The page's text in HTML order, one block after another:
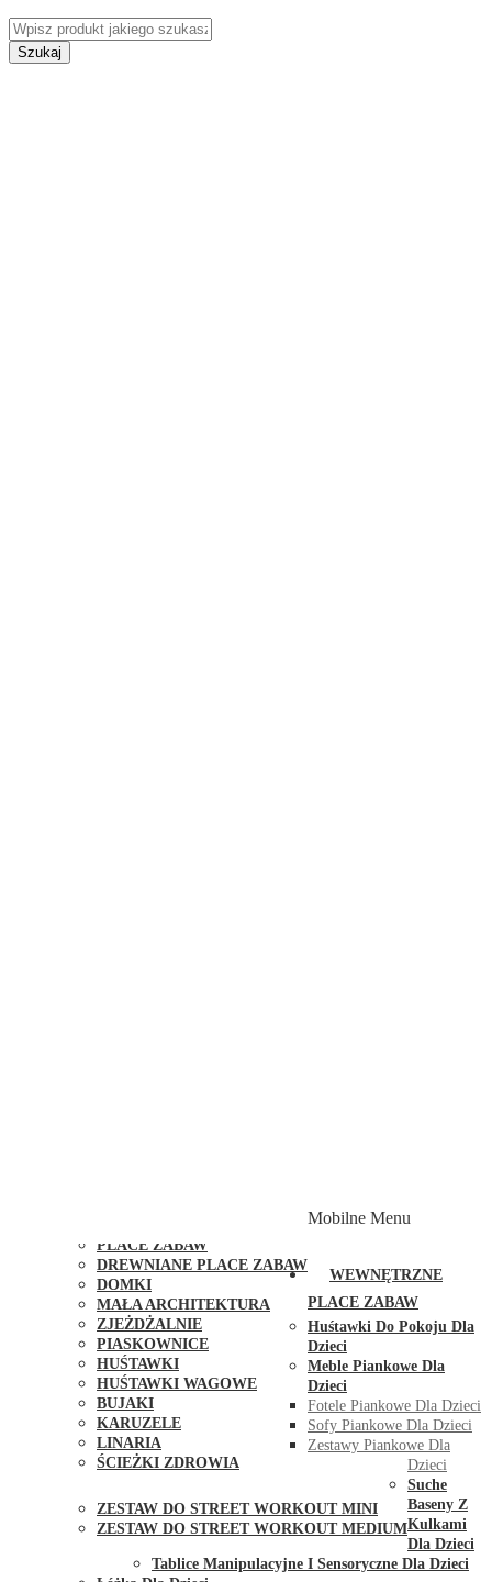
Szukaj
PLACE ZABAW
DREWNIANE PLACE ZABAW
DOMKI
MAŁA ARCHITEKTURA
ZJEŻDŻALNIE
PIASKOWNICE
HUŚTAWKI
HUŚTAWKI WAGOWE
BUJAKI
KARUZELE
LINARIA
ŚCIEŻKI ZDROWIA
ZESTAW DO STREET WORKOUT MINI
ZESTAW DO STREET WORKOUT MEDIUM
Mobilne Menu
WEWNĘTRZNE
PLACE ZABAW
Huśtawki Do Pokoju Dla
Dzieci
Meble Piankowe Dla
Dzieci
Fotele Piankowe Dla Dzieci
Sofy Piankowe Dla Dzieci
Zestawy Piankowe Dla
Dzieci
Suche
Baseny Z
Kulkami
Dla Dzieci
Tablice Manipulacyjne I Sensoryczne Dla Dzieci